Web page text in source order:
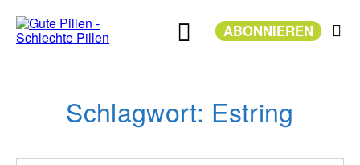
Inhalt
springen ABONNIEREN
Schlagwort: Estring